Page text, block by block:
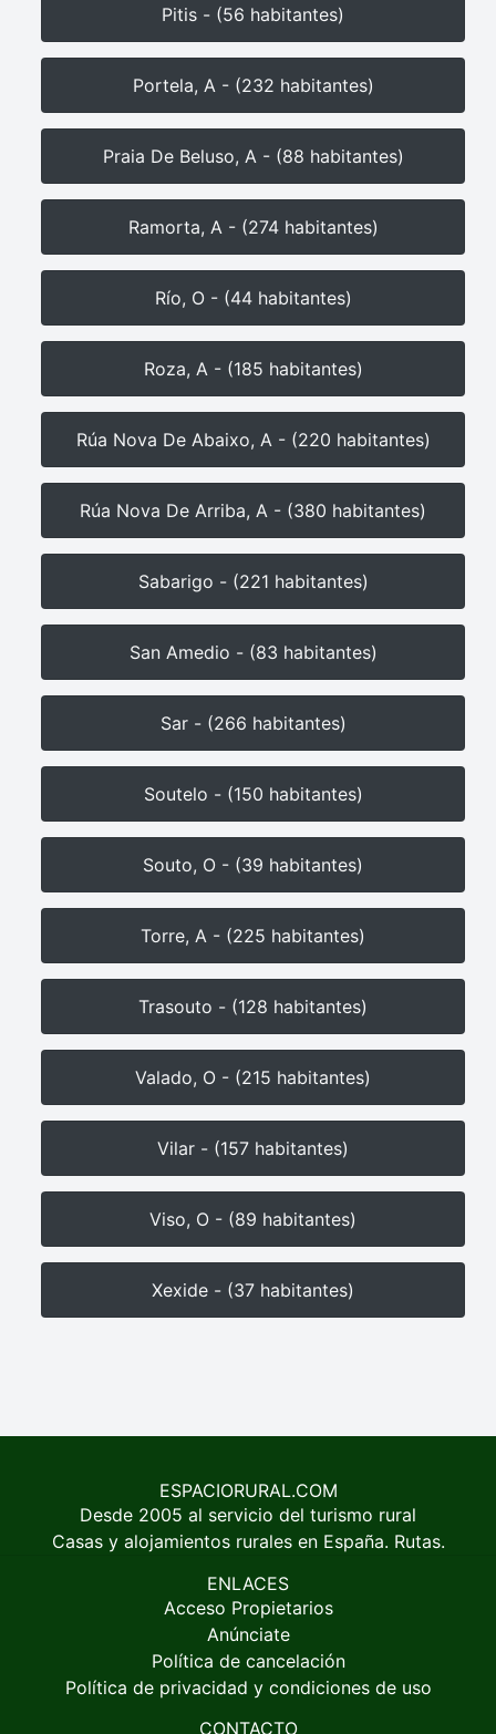
Pitis - (56 habitantes)
Portela, A - (232 habitantes)
Praia De Beluso, A - (88 habitantes)
Ramorta, A - (274 habitantes)
Río, O - (44 habitantes)
Roza, A - (185 habitantes)
Rúa Nova De Abaixo, A - (220 habitantes)
Rúa Nova De Arriba, A - (380 habitantes)
Sabarigo - (221 habitantes)
San Amedio - (83 habitantes)
Sar - (266 habitantes)
Soutelo - (150 habitantes)
Souto, O - (39 habitantes)
Torre, A - (225 habitantes)
Trasouto - (128 habitantes)
Valado, O - (215 habitantes)
Vilar - (157 habitantes)
Viso, O - (89 habitantes)
Xexide - (37 habitantes)
ESPACIORURAL.COM
Desde 2005 al servicio del turismo rural
Casas y alojamientos rurales en España. Rutas.
ENLACES
Acceso Propietarios
Anúnciate
Política de cancelación
Política de privacidad y condiciones de uso
CONTACTO